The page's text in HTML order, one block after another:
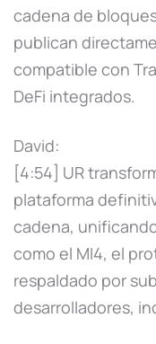
cadena de
publican
compatible con
DeFi integrados.
David:
[4:54] UR
plataforma
cadena,
como el MI4, el
respaldado por
desarrolladores,